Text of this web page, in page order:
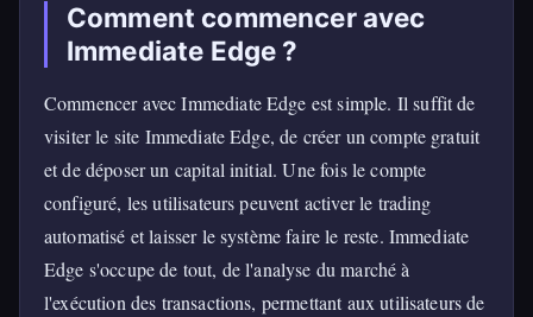
Comment commencer avec
Immediate Edge ?
Commencer avec Immediate Edge est simple. Il suffit de
visiter le site Immediate Edge, de créer un compte gratuit
et de déposer un capital initial. Une fois le compte
configuré, les utilisateurs peuvent activer le trading
automatisé et laisser le système faire le reste. Immediate
Edge s'occupe de tout, de l'analyse du marché à
l'exécution des transactions, permettant aux utilisateurs de